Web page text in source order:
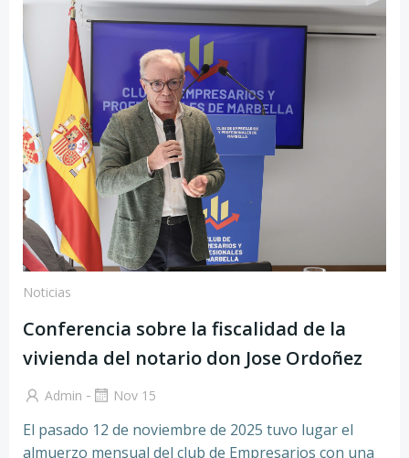
Noticias
Conferencia sobre la fiscalidad de la
vivienda del notario don Jose Ordoñez
Admin - Nov 15
El pasado 12 de noviembre de 2025 tuvo lugar el
almuerzo mensual del club de Empresarios con una